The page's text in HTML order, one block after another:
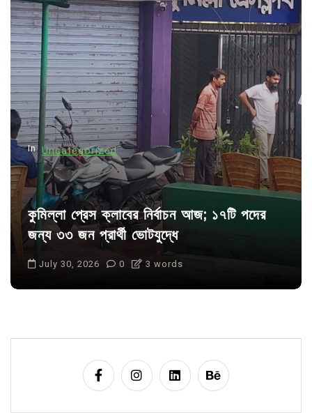
i
g
a
t
i
o
n
In Uncategorized
কুমিল্লা প্রেস ক্লাবের নির্বাচন আজ; ১৭টি পদের
জন্য ৩৩ জন প্রার্থী ভোটযুদ্ধে
July 30, 2026 0 3 words